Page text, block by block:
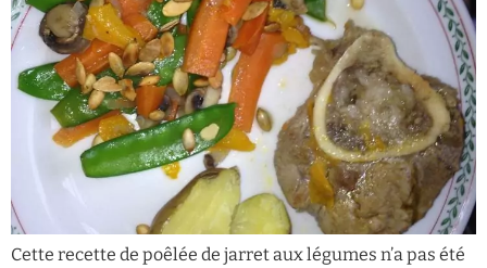
Cette recette de poêlée de jarret aux légumes n’a pas été